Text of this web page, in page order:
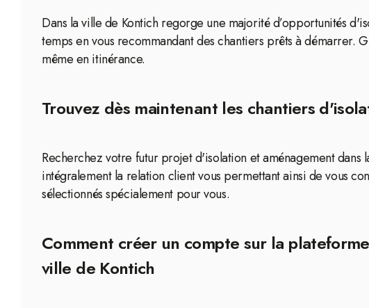
Dans la ville de Kontich regorge une majorité d’opportunités
temps en vous recommandant des chantiers prêts à
même en itinérance.
Trouvez dès maintenant les chantiers
Recherchez votre futur projet d'isolation et aménagement
intégralement la relation client vous permettant ainsi de vous
sélectionnés spécialement pour vous.
Comment créer un compte sur la
ville de Kontich